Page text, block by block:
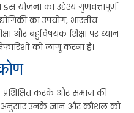
योजना का उद्देश्य गुणवत्तापूर्ण
का उपयोग, भारतीय
और बहुविषयक शिक्षा पर ध्यान
को लागू करना है।
करके और समाज की
उनके ज्ञान और कौशल को